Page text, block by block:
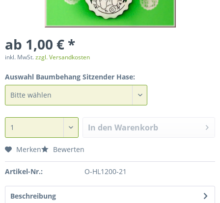
ab 1,00 € *
inkl. MwSt.zzgl. Versandkosten
Auswahl Baumbehang Sitzender Hase:
In den Warenkorb
Merken Bewerten
Artikel-Nr.: O-HL1200-21
Beschreibung